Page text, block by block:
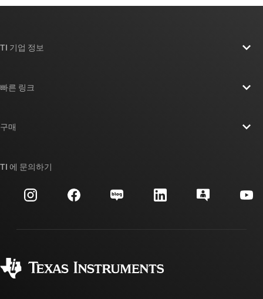
TI 기업 정보
투자 관계
제조
빠른 링크
대체품 검색
고객 지원 센터
myTI 계정 FAQ
구매
주문 FAQ
TI 에 문의하기